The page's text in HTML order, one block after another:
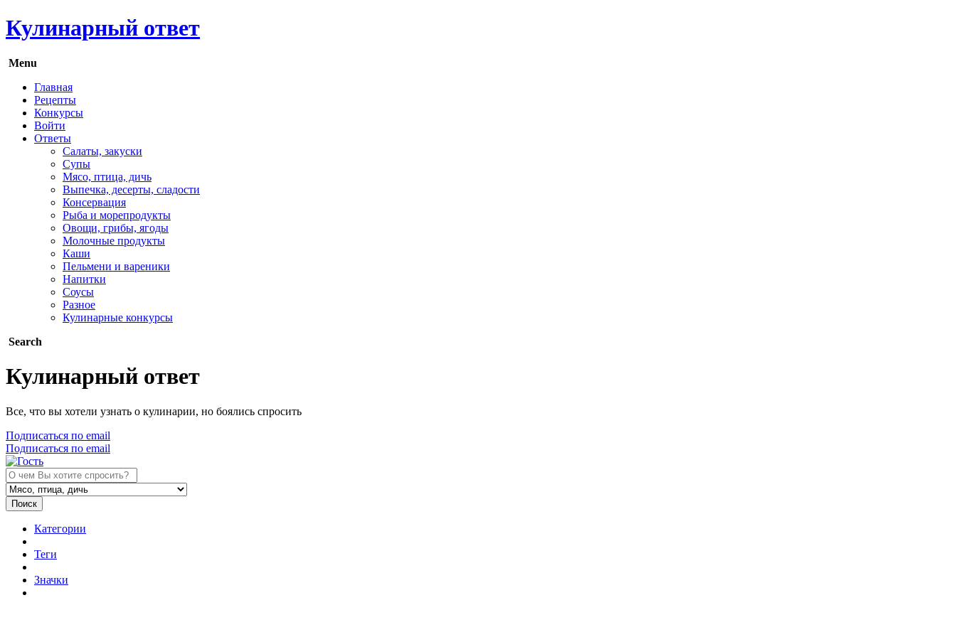
Кулинарный ответ
Menu
Главная
Рецепты
Конкурсы
Войти
Ответы
Салаты, закуски
Супы
Мясо, птица, дичь
Выпечка, десерты, сладости
Консервация
Рыба и морепродукты
Овощи, грибы, ягоды
Молочные продукты
Каши
Пельмени и вареники
Напитки
Соусы
Разное
Кулинарные конкурсы
Search
Кулинарный ответ
Все, что вы хотели узнать о кулинарии, но боялись спросить
Подписаться по email
Подписаться по email
Поиск
Категории
Теги
Значки